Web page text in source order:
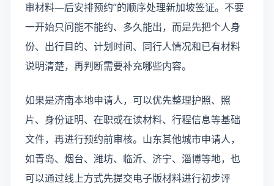
审材料—后安排预约”的顺序处理新加坡签证。不要
一开始只问能不能约、多久能出，而是先把个人身
份、出行目的、计划时间、同行人情况和已有材料
说明清楚，再判断需要补充哪些内容。
如果是济南本地申请人，可以优先整理护照、照
片、身份证明、在职或在读材料、行程信息等基础
文件，再进行预约前审核。山东其他城市申请人，
如青岛、烟台、潍坊、临沂、济宁、淄博等地，也
可以通过线上方式先提交电子版材料进行初步评